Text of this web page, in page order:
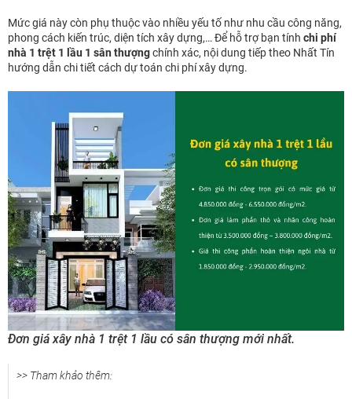
Mức giá này còn phụ thuộc vào nhiều yếu tố như nhu cầu công năng,
phong cách kiến trúc, diện tích xây dựng,… Để hỗ trợ bạn tính chi phí
nhà 1 trệt 1 lầu 1 sân thượngchính xác, nội dung tiếp theo Nhất Tín
hướng dẫn chi tiết cách dự toán chi phí xây dựng.
Đơn giá xây nhà 1 trệt 1 lầu có sân thượng mới nhất.
>> Tham khảo thêm: